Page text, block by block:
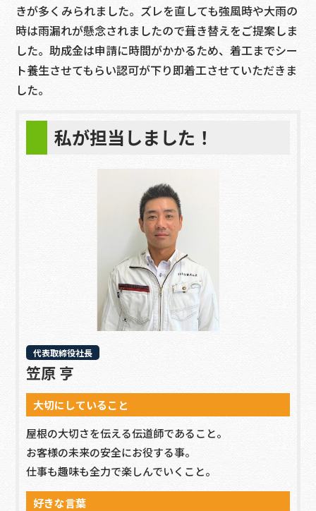
きが多くみられました。ズレを直しても強風時や大雨の
時は雨漏れが懸念されましたので葺き替えをご提案しま
した。助成金は申請に時間がかかるため、着工までシー
ト養生させてもらい認可が下り即着工させていただきま
した。
私が担当しました！
代表取締役社長
笠原 亨
大切にしていること
屋根の大切さを伝える伝道師であること。
お客様の未来の安全にお役する事。
仕事も趣味も全力で楽しんでいくこと。
好きな言葉